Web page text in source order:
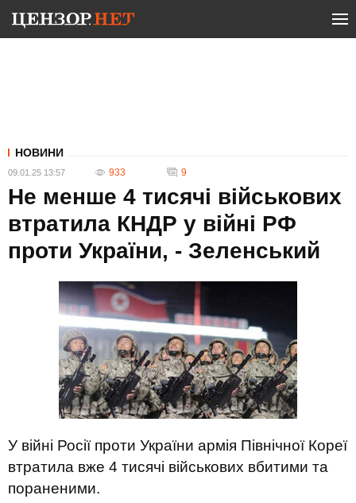
НОВИНИ
09.01.25 13:57 933 9
Не менше 4 тисячі військових
втратила КНДР у війні РФ
проти України, - Зеленський
У війні Росії проти України армія Північної Кореї
втратила вже 4 тисячі військових вбитими та
пораненими.